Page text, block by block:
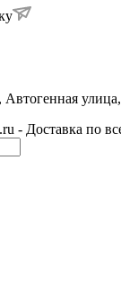
- Доставка по